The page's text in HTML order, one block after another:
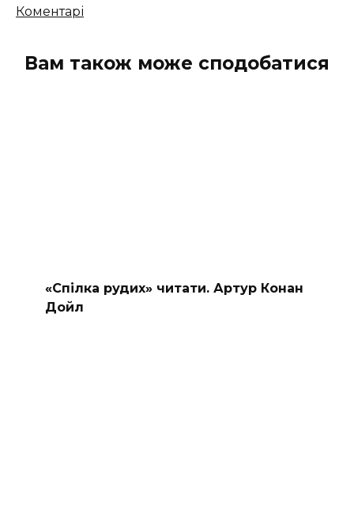
Кількість
Коментарі
Вам також може сподобатися
«Спілка рудих» читати. Артур Конан
Дойл